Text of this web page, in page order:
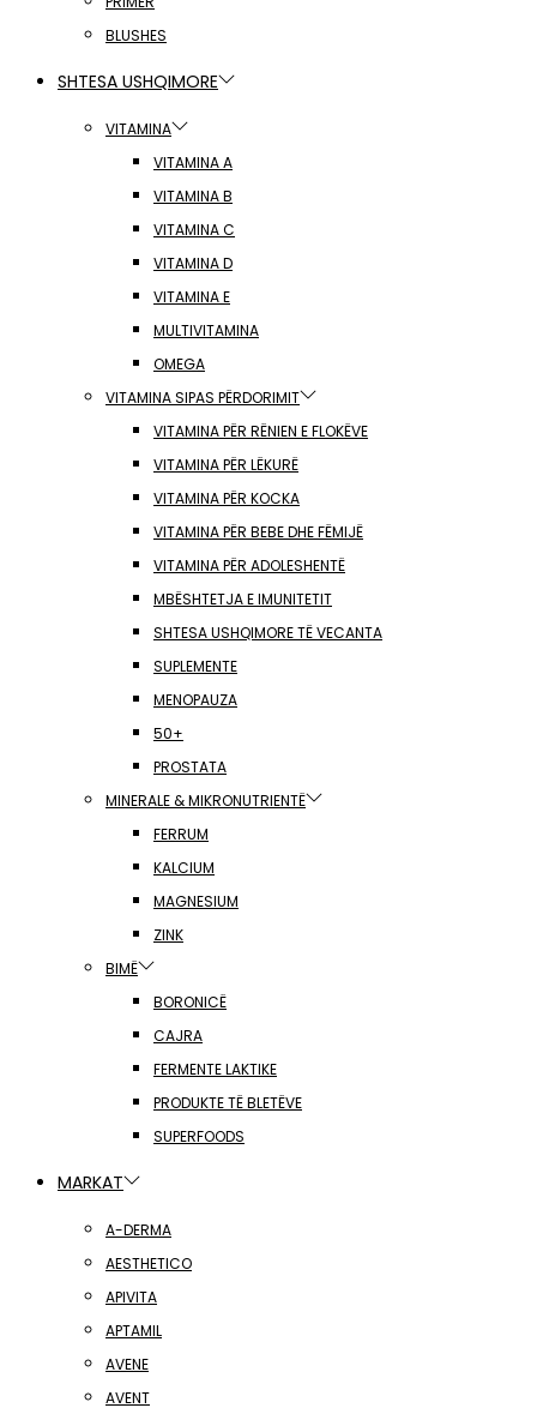
BLUSHES
SHTESA USHQIMORE
VITAMINA
VITAMINA A
VITAMINA B
VITAMINA C
VITAMINA D
VITAMINA E
MULTIVITAMINA
OMEGA
VITAMINA SIPAS PËRDORIMIT
VITAMINA PËR RËNIEN E FLOKËVE
VITAMINA PËR LËKURË
VITAMINA PËR KOCKA
VITAMINA PËR BEBE DHE FËMIJË
VITAMINA PËR ADOLESHENTË
MBËSHTETJA E IMUNITETIT
SHTESA USHQIMORE TË VECANTA
SUPLEMENTE
MENOPAUZA
50+
PROSTATA
MINERALE & MIKRONUTRIENTË
FERRUM
KALCIUM
MAGNESIUM
ZINK
BIMË
BORONICË
CAJRA
FERMENTE LAKTIKE
PRODUKTE TË BLETËVE
SUPERFOODS
MARKAT
A-DERMA
AESTHETICO
APIVITA
APTAMIL
AVENE
AVENT